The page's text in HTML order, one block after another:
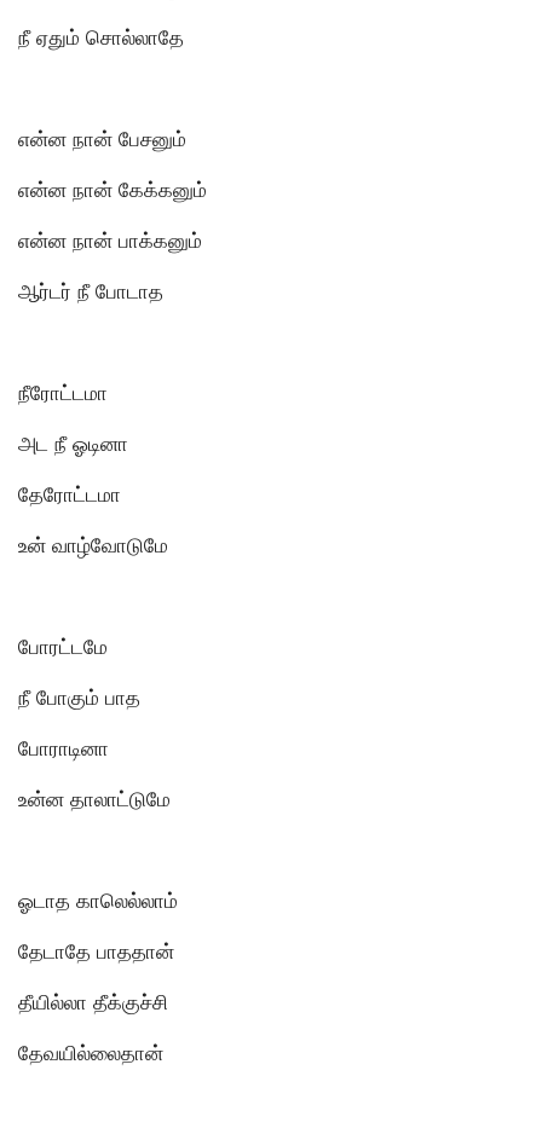
நீ ஏதும் சொல்லாதே
என்ன நான் பேசனும்
என்ன நான் கேக்கனும்
என்ன நான் பாக்கனும்
ஆர்டர் நீ போடாத
நீரோட்டமா
அட நீ ஓடினா
தேரோட்டமா
உன் வாழ்வோடுமே
போரட்டமே
நீ போகும் பாத
போராடினா
உன்ன தாலாட்டுமே
ஓடாத காலெல்லாம்
தேடாதே பாததான்
தீயில்லா தீக்குச்சி
தேவயில்லைதான்